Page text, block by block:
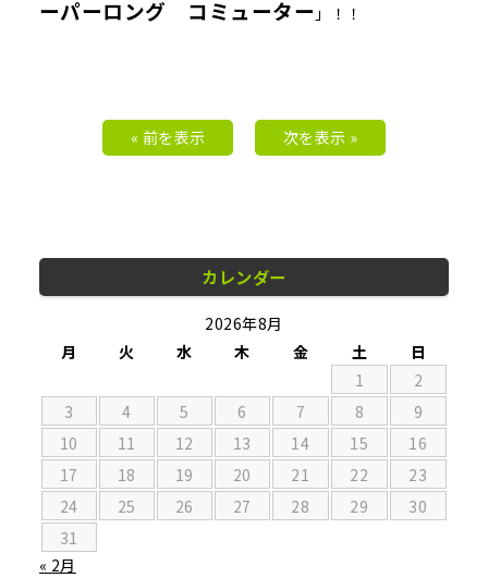
ーパーロング コミューター 」！！
« 前を表示 次を表示 »
カレンダー
2026年8月
月
火 水 木 金 土
日
1
2
3
4 5 6 7 8
9
10
11 12 13 14 15
16
17
18 19 20 21 22
23
24
25 26 27 28 29
30
31
« 2月